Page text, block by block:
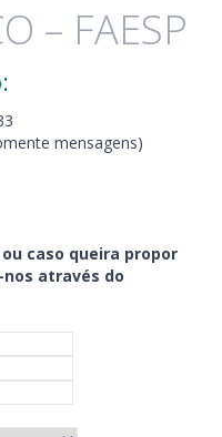
– FAESP
mensagens)
caso queira propor
através do